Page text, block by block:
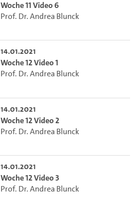
Woche 11 Video 6
Prof. Dr. Andrea Blunck
14.01.2021
Woche 12 Video 1
Prof. Dr. Andrea Blunck
14.01.2021
Woche 12 Video 2
Prof. Dr. Andrea Blunck
14.01.2021
Woche 12 Video 3
Prof. Dr. Andrea Blunck